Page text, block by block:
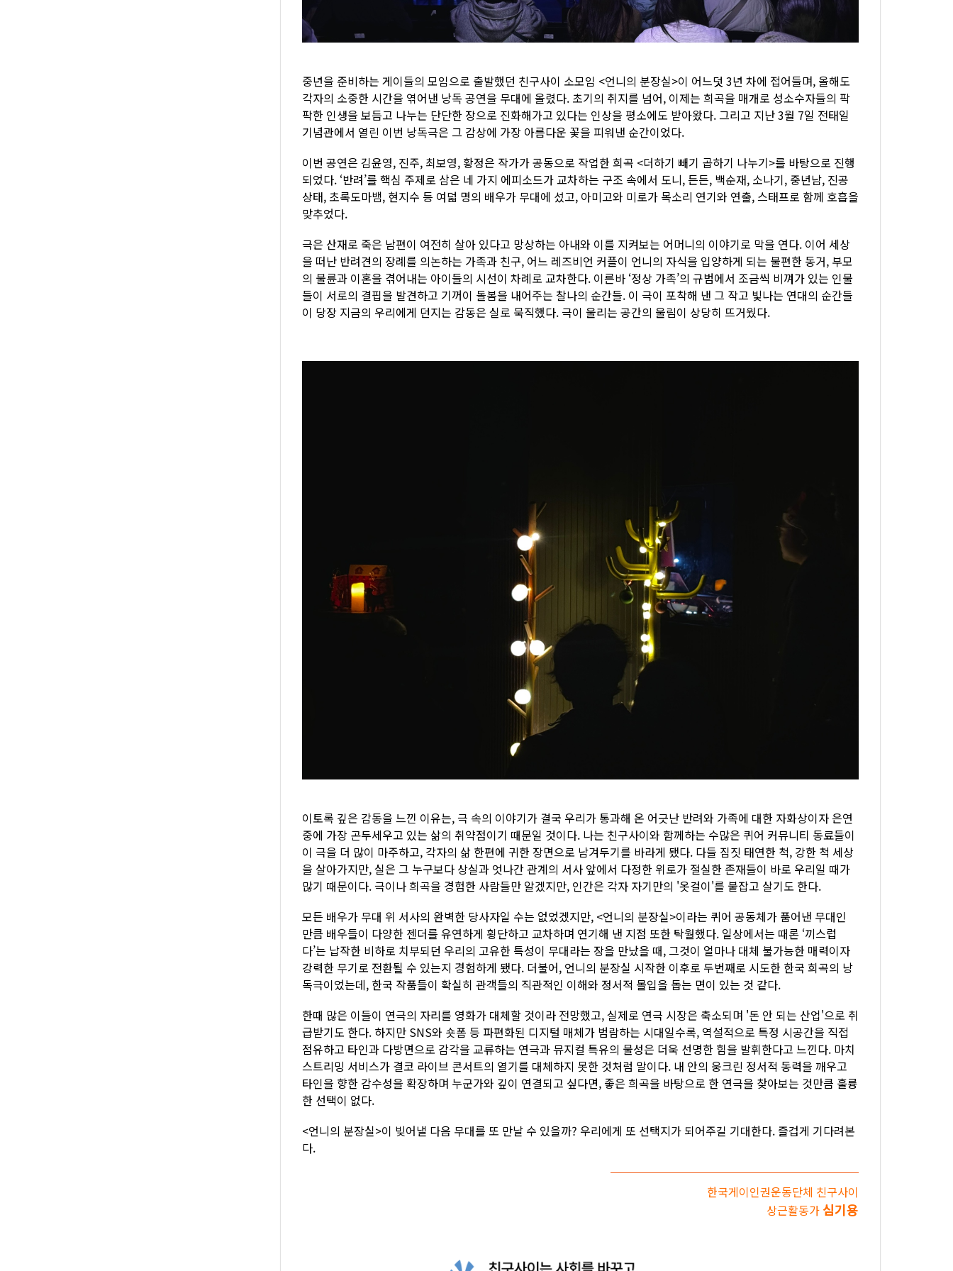
중년을 준비하는 게이들의 모임으로 출발했던 친구사이 소모임 <언니의 분장실>이 어느덧 3년 차에 접어들며, 올해도
각자의 소중한 시간을 엮어낸 낭독 공연을 무대에 올렸다. 초기의 취지를 넘어, 이제는 희곡을 매개로 성소수자들의 팍
팍한 인생을 보듬고 나누는 단단한 장으로 진화해가고 있다는 인상을 평소에도 받아왔다. 그리고 지난 3월 7일 전태일
기념관에서 열린 이번 낭독극은 그 감상에 가장 아름다운 꽃을 피워낸 순간이었다.
이번 공연은 김윤영, 진주, 최보영, 황정은 작가가 공동으로 작업한 희곡 <더하기 빼기 곱하기 나누기>를 바탕으로 진행
되었다. ‘반려’를 핵심 주제로 삼은 네 가지 에피소드가 교차하는 구조 속에서 도니, 든든, 백순재, 소나기, 중년남, 진공
상태, 초록도마뱀, 현지수 등 여덟 명의 배우가 무대에 섰고, 아미고와 미로가 목소리 연기와 연출, 스태프로 함께 호흡을
맞추었다.
극은 산재로 죽은 남편이 여전히 살아 있다고 망상하는 아내와 이를 지켜보는 어머니의 이야기로 막을 연다. 이어 세상
을 떠난 반려견의 장례를 의논하는 가족과 친구, 어느 레즈비언 커플이 언니의 자식을 입양하게 되는 불편한 동거, 부모
의 불륜과 이혼을 겪어내는 아이들의 시선이 차례로 교차한다. 이른바 ‘정상 가족’의 규범에서 조금씩 비껴가 있는 인물
들이 서로의 결핍을 발견하고 기꺼이 돌봄을 내어주는 찰나의 순간들. 이 극이 포착해 낸 그 작고 빛나는 연대의 순간들
이 당장 지금의 우리에게 던지는 감동은 실로 묵직했다. 극이 울리는 공간의 울림이 상당히 뜨거웠다.
이토록 깊은 감동을 느낀 이유는, 극 속의 이야기가 결국 우리가 통과해 온 어긋난 반려와 가족에 대한 자화상이자 은연
중에 가장 곤두세우고 있는 삶의 취약점이기 때문일 것이다. 나는 친구사이와 함께하는 수많은 퀴어 커뮤니티 동료들이
이 극을 더 많이 마주하고, 각자의 삶 한편에 귀한 장면으로 남겨두기를 바라게 됐다. 다들 짐짓 태연한 척, 강한 척 세상
을 살아가지만, 실은 그 누구보다 상실과 엇나간 관계의 서사 앞에서 다정한 위로가 절실한 존재들이 바로 우리일 때가
많기 때문이다. 극이나 희곡을 경험한 사람들만 알겠지만, 인간은 각자 자기만의 '옷걸이'를 붙잡고 살기도 한다.
모든 배우가 무대 위 서사의 완벽한 당사자일 수는 없었겠지만, <언니의 분장실>이라는 퀴어 공동체가 품어낸 무대인
만큼 배우들이 다양한 젠더를 유연하게 횡단하고 교차하며 연기해 낸 지점 또한 탁월했다. 일상에서는 때론 ‘끼스럽
다’는 납작한 비하로 치부되던 우리의 고유한 특성이 무대라는 장을 만났을 때, 그것이 얼마나 대체 불가능한 매력이자
강력한 무기로 전환될 수 있는지 경험하게 됐다. 더불어, 언니의 분장실 시작한 이후로 두번째로 시도한 한국 희곡의 낭
독극이었는데, 한국 작품들이 확실히 관객들의 직관적인 이해와 정서적 몰입을 돕는 면이 있는 것 같다.
한때 많은 이들이 연극의 자리를 영화가 대체할 것이라 전망했고, 실제로 연극 시장은 축소되며 '돈 안 되는 산업'으로 취
급받기도 한다. 하지만 SNS와 숏폼 등 파편화된 디지털 매체가 범람하는 시대일수록, 역설적으로 특정 시공간을 직접
점유하고 타인과 다방면으로 감각을 교류하는 연극과 뮤지컬 특유의 물성은 더욱 선명한 힘을 발휘한다고 느낀다. 마치
스트리밍 서비스가 결코 라이브 콘서트의 열기를 대체하지 못한 것처럼 말이다. 내 안의 웅크린 정서적 동력을 깨우고
타인을 향한 감수성을 확장하며 누군가와 깊이 연결되고 싶다면, 좋은 희곡을 바탕으로 한 연극을 찾아보는 것만큼 훌륭
한 선택이 없다.
<언니의 분장실>이 빚어낼 다음 무대를 또 만날 수 있을까? 우리에게 또 선택지가 되어주길 기대한다. 즐겁게 기다려본
다.
한국게이인권운동단체 친구사이
상근활동가 심기용